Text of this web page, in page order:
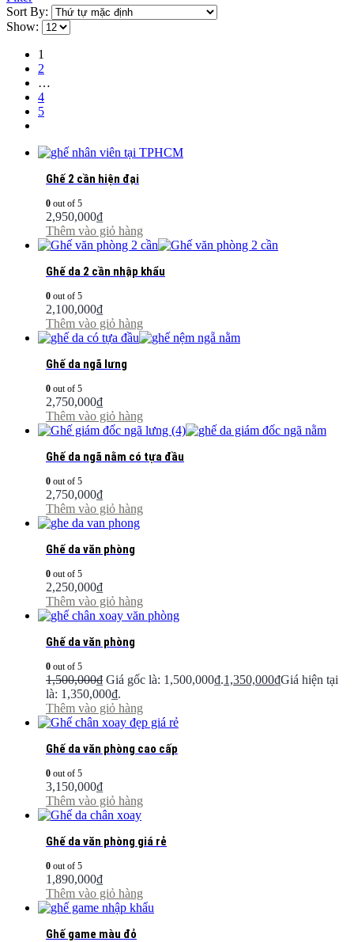
Sort By:
Show:
1
2
…
4
5
Ghế 2 cần hiện đại
0 out of 5
2,950,000₫
Thêm vào giỏ hàng
Ghế da 2 cần nhập khẩu
0 out of 5
2,100,000₫
Thêm vào giỏ hàng
Ghế da ngã lưng
0 out of 5
2,750,000₫
Thêm vào giỏ hàng
Ghế da ngã nằm có tựa đầu
0 out of 5
2,750,000₫
Thêm vào giỏ hàng
Ghế da văn phòng
0 out of 5
2,250,000₫
Thêm vào giỏ hàng
Ghế da văn phòng
0 out of 5
1,500,000₫ Giá gốc là: 1,500,000₫.1,350,000₫Giá hiện tại
là: 1,350,000₫.
Thêm vào giỏ hàng
Ghế da văn phòng cao cấp
0 out of 5
3,150,000₫
Thêm vào giỏ hàng
Ghế da văn phòng giá rẻ
0 out of 5
1,890,000₫
Thêm vào giỏ hàng
Ghế game màu đỏ